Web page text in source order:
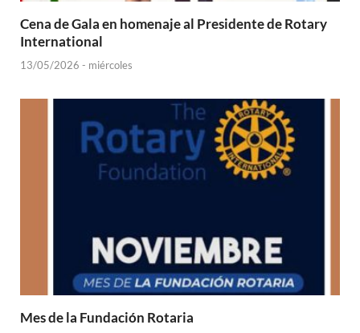
Cena de Gala en homenaje al Presidente de Rotary
International
13/05/2026 - miércoles
Mes de la Fundación Rotaria